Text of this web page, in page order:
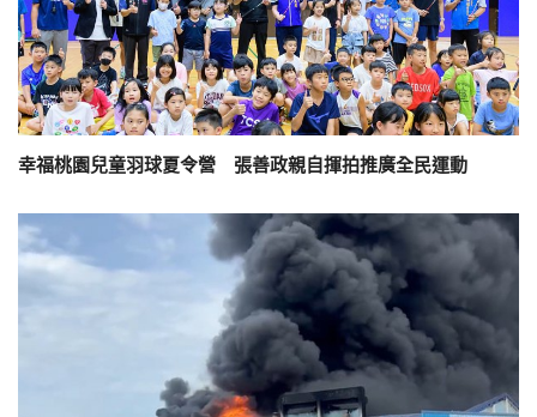
幸福桃園兒童羽球夏令營 張善政親自揮拍推廣全民運動